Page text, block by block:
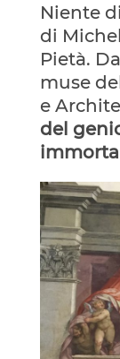
Niente
di
Pietà.
muse
e
del